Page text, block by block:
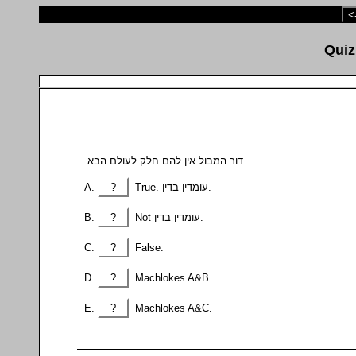
דור המבול אין להם חלק לעולם הבא.
?
?
? False.
? Machlokes A&B.
? Machlokes A&C.